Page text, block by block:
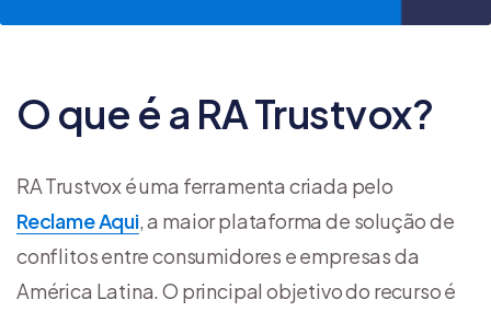
O que é a RA Trustvox?
RA Trustvox é uma ferramenta criada pelo
Reclame Aqui,a maior plataforma de solução de
conflitos entre consumidores e empresas da
América Latina. O principal objetivo do recurso é